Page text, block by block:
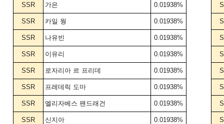
SSR 가은 0.01938%
SSR 카일 웡 0.01938%
SSR 나유빈 0.01938%
SSR 이유리 0.01938%
SSR 로자리아 르 프리데 0.01938%
SSR 프레데릭 도마 0.01938%
SSR 엘리자베스 팬드래건 0.01938%
SSR 신지아 0.01938%